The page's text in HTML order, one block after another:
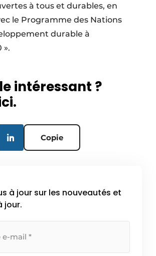
à tous et durables, en
le Programme des Nations
durable à
».
intéressant ?
Copie
à jour sur les nouveautés et
jour.